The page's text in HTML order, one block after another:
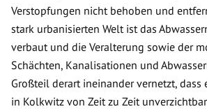
Verstopfungen nicht behoben und
stark urbanisierten Welt ist das
verbaut und die Veralterung sowie der
Schächten, Kanalisationen und
Großteil derart ineinander vernetzt, dass
in Kolkwitz von Zeit zu Zeit